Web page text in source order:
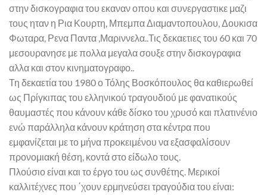
στην δισκογραφια του εκαναν οπου και συνεργαστικε μαζι
τους ηταν η Ρια Κουρτη, Μπεμπα Διαμαντοπουλου, Δουκισα
Φωταρα, Ρενα Παντα ,Μαριννελα..Τις δεκαετιες του 60 και 70
μεσουρανησε με πολλα μεγαλα σουξε στην δισκογραφια
αλλα και στον κινηματογραφο..
Τη δεκαετία του 1980 ο Τόλης Βοσκόπουλος θα καθιερωθεί
ως Πρίγκιπας του ελληνικού τραγουδιού με φανατικούς
θαυμαστές που κάνουν κάθε δίσκο του χρυσό και πλατινένιο
ενώ παράλληλα κάνουν κράτηση στα κέντρα που
εμφανίζεται με το μήνα προκειμένου να εξασφαλίσουν
προνομιακή θέση, κοντά στο είδωλο τους.
Πλούσιο είναι και το έργο του ως συνθέτης. Μερικοί
καλλιτέχνες που ΄χουν ερμηνεύσει τραγούδια του είναι: